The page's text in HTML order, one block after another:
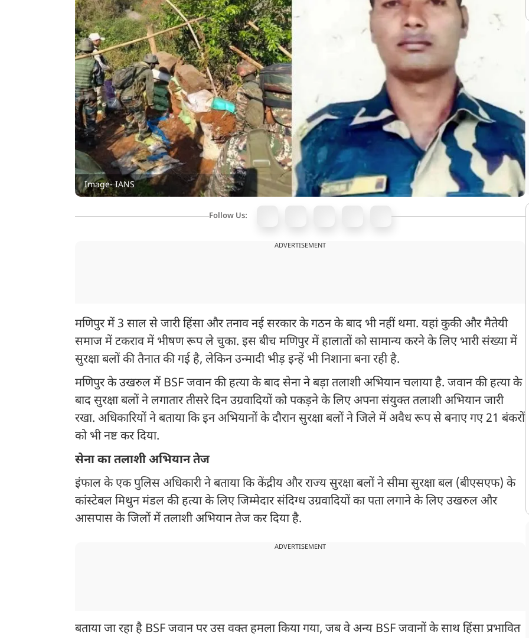
Image- IANS
Follow Us:
ADVERTISEMENT
मणिपुर में 3 साल से जारी हिंसा और तनाव नई सरकार के गठन के बाद भी नहीं थमा. यहां कुकी और मैतेयी
समाज में टकराव में भीषण रूप ले चुका. इस बीच मणिपुर में हालातों को सामान्य करने के लिए भारी संख्या में
सुरक्षा बलों की तैनात की गई है, लेकिन उन्मादी भीड़ इन्हें भी निशाना बना रही है.
मणिपुर के उखरुल में BSF जवान की हत्या के बाद सेना ने बड़ा तलाशी अभियान चलाया है. जवान की हत्या के
बाद सुरक्षा बलों ने लगातार तीसरे दिन उग्रवादियों को पकड़ने के लिए अपना संयुक्त तलाशी अभियान जारी
रखा. अधिकारियों ने बताया कि इन अभियानों के दौरान सुरक्षा बलों ने जिले में अवैध रूप से बनाए गए 21 बंकरों
को भी नष्ट कर दिया.
सेना का तलाशी अभियान तेज
इंफाल के एक पुलिस अधिकारी ने बताया कि केंद्रीय और राज्य सुरक्षा बलों ने सीमा सुरक्षा बल (बीएसएफ) के
कांस्टेबल मिथुन मंडल की हत्या के लिए जिम्मेदार संदिग्ध उग्रवादियों का पता लगाने के लिए उखरुल और
आसपास के जिलों में तलाशी अभियान तेज कर दिया है.
ADVERTISEMENT
बताया जा रहा है BSF जवान पर उस वक्त हमला किया गया, जब वे अन्य BSF जवानों के साथ हिंसा प्रभावित